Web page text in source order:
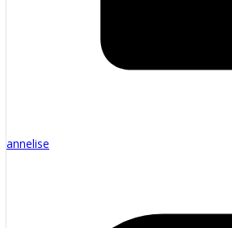
annelise